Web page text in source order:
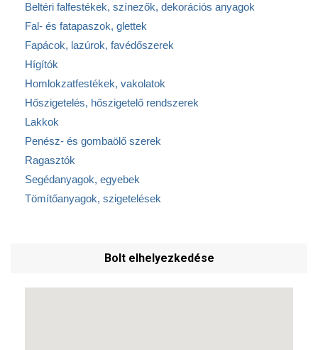
Beltéri falfestékek, színezők, dekorációs anyagok
Fal- és fatapaszok, glettek
Fapácok, lazúrok, favédőszerek
Hígítók
Homlokzatfestékek, vakolatok
Hőszigetelés, hőszigetelő rendszerek
Lakkok
Penész- és gombaölő szerek
Ragasztók
Segédanyagok, egyebek
Tömítőanyagok, szigetelések
Bolt elhelyezkedése